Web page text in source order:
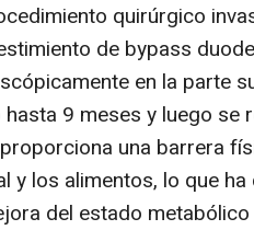
quirúrgico
de bypass
en la parte
9 meses y luego se
una barrera
y los alimentos, lo que
del estado